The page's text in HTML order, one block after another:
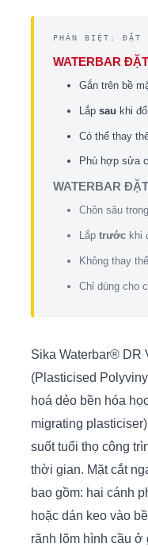
PHÂN BIỆT: ĐẶT
WATERBAR
Gắn trên bề
Lắp sau khi
Có thể thay
Phù hợp sửa
WATERBAR
Chôn sâu
Lắp trướckhi
Không thay
Chỉ dùng cho
Sika Waterbar® DR
(Plasticised
hoá dẻo bền hóa
migrating
suốt tuổi thọ công
thời gian. Mặt cắt
bao gồm: hai cánh
hoặc dán keo vào
rãnh lõm hình cầu